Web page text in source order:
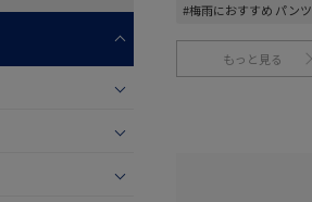
#梅雨におすすめ パンツ
もっと見る